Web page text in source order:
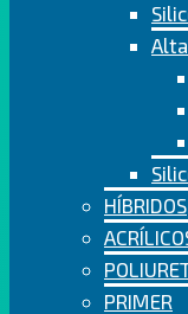
HÍBRIDOS
PRIMER